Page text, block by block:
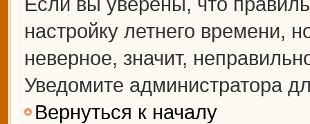
настройку летнего времени,
неверное, значит,
Уведомите администратора
Вернуться к началу